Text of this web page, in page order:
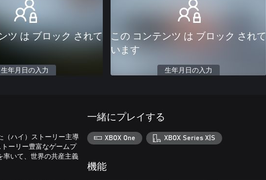
ツ は ブロック されて
生年月日の入力
この コンテンツ は ブロック されて
います
生年月日の入力
（ハイ）ストーリー主導
ーリー豊富なゲームプ
率いて、世界の共産主義
一緒にプレイする
XBOX One XBOX Series X|S
機能